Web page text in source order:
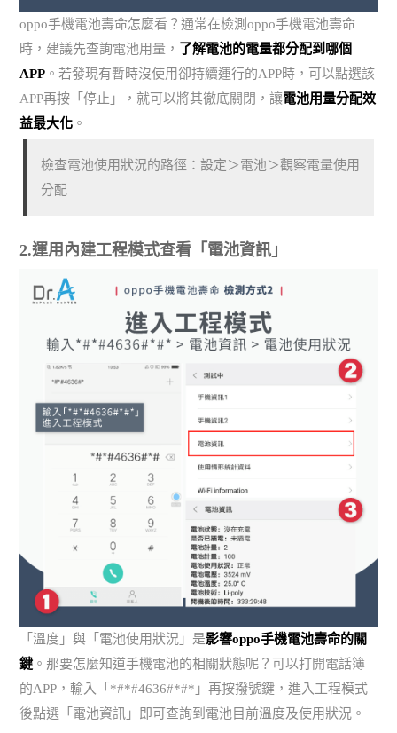
oppo手機電池壽命怎麼看？通常在檢測oppo手機電池壽命
時，建議先查詢電池用量， 了解電池的電量都分配到哪個
APP 。若發現有暫時沒使用卻持續運行的APP時，可以點選該
APP再按「停止」，就可以將其徹底關閉，讓電池用量分配效
益最大化 。
檢查電池使用狀況的路徑：設定＞電池＞觀察電量使用
分配
2.運用內建工程模式查看「電池資訊」
「溫度」與「電池使用狀況」是影響oppo手機電池壽命的關
鍵 。那要怎麼知道手機電池的相關狀態呢？可以打開電話簿
的APP，輸入「*#*#4636#*#*」再按撥號鍵，進入工程模式
後點選「電池資訊」即可查詢到電池目前溫度及使用狀況。